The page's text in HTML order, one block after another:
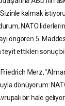
kalmak
NATO
öngören 5.
teyit ettikleri sonuç
Merz,
dönüyorum:
bir hale